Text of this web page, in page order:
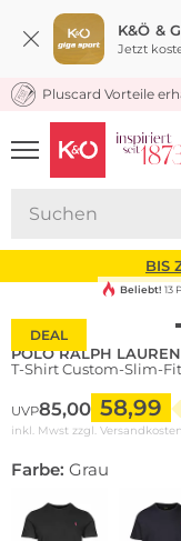
K&Ö &
Jetzt
Pluscard Vorteile
UNSERE APP
CLICK &
BIS
DEAL
Beliebt! 13
POLO RALPH LAUREN
T-Shirt Custom-Slim-Fit
UVP85,00 58,99
inkl. Mwst zzgl. Versandkosten
Farbe: Grau